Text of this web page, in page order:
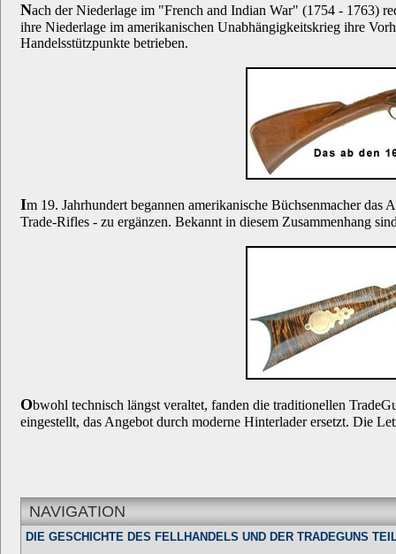
Nach der Niederlage im "French and Indian War" (1754 - 1763)
ihre Niederlage im amerikanischen Unabhängigkeitskrieg ihre
Handelsstützpunkte betrieben.
Im 19. Jahrhundert begannen amerikanische Büchsenmacher
Trade-Rifles - zu ergänzen. Bekannt in diesem Zusammenhang
Obwohl technisch längst veraltet, fanden die traditionellen
eingestellt, das Angebot durch moderne Hinterlader ersetzt. Die
NAVIGATION
DIE GESCHICHTE DES FELLHANDELS UND DER TRADEGUNS